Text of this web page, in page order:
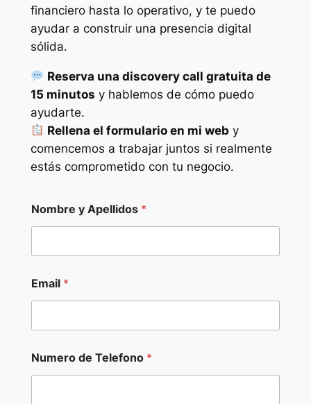
financiero hasta lo operativo, y te puedo
ayudar a construir una presencia digital
sólida.
Reserva una discovery call gratuita de
15 minutos y hablemos de cómo puedo
ayudarte.
Rellena el formulario en mi weby
comencemos a trabajar juntos si realmente
estás comprometido con tu negocio.
Nombre y Apellidos *
Email *
Numero de Telefono *